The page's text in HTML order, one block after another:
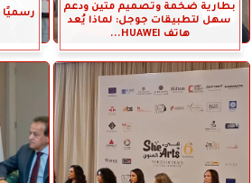
بطارية ضخمة وتصميم متين ودعم
سهل لتطبيقات جوجل: لماذا يُعد
هاتف HUAWEI...
رسميًا